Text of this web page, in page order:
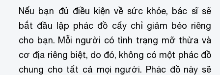
Nếu bạn đủ điều kiện về sức khỏe, bác sĩ sẽ
bắt đầu lập phác đồ cấy chỉ giảm béo riêng
cho bạn. Mỗi người có tình trạng mỡ thừa và
cơ địa riêng biệt, do đó, không có một phác đồ
chung cho tất cả mọi người. Phác đồ này sẽ